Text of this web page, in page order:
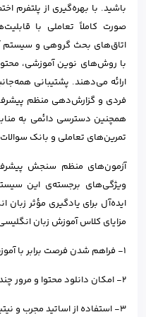
باشید. با بهره‌گیری از پلتفرم
صورت کاملاً تعاملی با
اتاق‌های بحث گروهی و سیستم
با روش‌های نوین آموزشی،
ارائه می‌دهند. پشتیبانی
فردی و گزارش‌دهی منظم
همچنین دسترسی دائمی به
تمرین‌های تعاملی و بانک
آزمون‌های منظم سنجش
ویژگی‌های برجسته‌ی این
ایده‌آل برای یادگیری مؤثر
مزایای کلاس آموزش زبان
1- فراهم شدن فرصت برابر با آموزش آنلاین زبان
2- امکان دانلود محتوا و مرور چندباره دروس
3- استفاده از اساتید مجرب و نیتیو (Native) در کلاس‌های آموزش آنلاین